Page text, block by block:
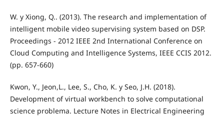
W. y Xiong, Q.. (2013). The research and implementation of
intelligent mobile video supervising system based on DSP.
Proceedings - 2012 IEEE 2nd International Conference on
Cloud Computing and Intelligence Systems, IEEE CCIS 2012.
(pp. 657-660)
Kwon, Y., Jeon,L., Lee, S., Cho, K. y Seo, J.H. (2018).
Development of virtual workbench to solve computational
science problema. Lecture Notes in Electrical Engineering